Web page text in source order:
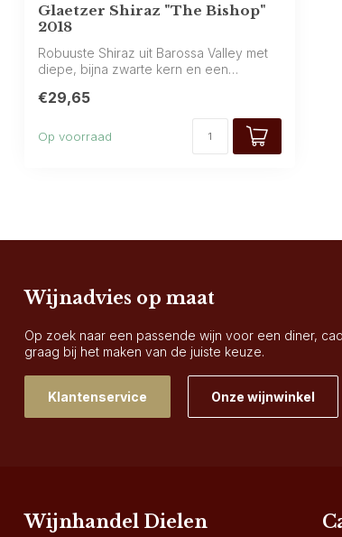
Glaetzer Shiraz "The Bishop"
2018
Robuuste Shiraz uit Barossa Valley met
diepe, bijna zwarte kern en een
€29,65
Op voorraad
Wijnadvies op maat
Op zoek naar een passende wijn voor een diner,
graag bij het maken van de juiste keuze.
Klantenservice Onze wijnwinkel
Wijnhandel Dielen